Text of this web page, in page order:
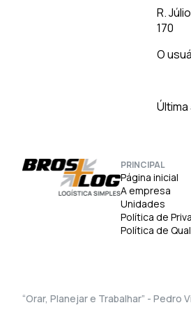
R.
170
O
PRINCIPAL
Página inicial
A empresa
Unidades
Política de
Política de
“Orar, Planejar e Trabalhar” - Pedro